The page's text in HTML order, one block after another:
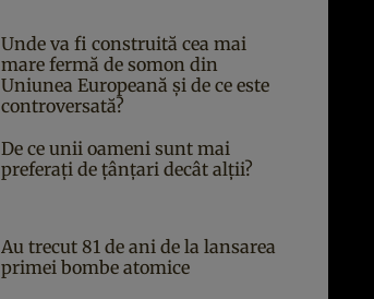
Unde va fi construită cea mai
mare fermă de somon din
Uniunea Europeană și de ce este
controversată?
De ce unii oameni sunt mai
preferați de țânțari decât alții?
Au trecut 81 de ani de la lansarea
primei bombe atomice